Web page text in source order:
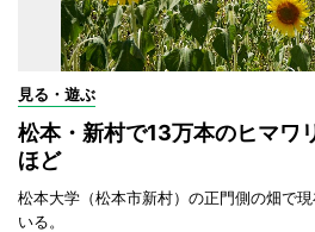
見る・遊ぶ
松本・新村で13万本のヒマ
ほど
松本大学（松本市新村）の正門側の畑で
いる。